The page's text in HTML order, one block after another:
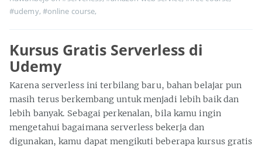
#udemy, #online course,
Kursus Gratis Serverless di
Udemy
Karena serverless ini terbilang baru, bahan belajar pun
masih terus berkembang untuk menjadi lebih baik dan
lebih banyak. Sebagai perkenalan, bila kamu ingin
mengetahui bagaimana serverless bekerja dan
digunakan, kamu dapat mengikuti beberapa kursus gratis